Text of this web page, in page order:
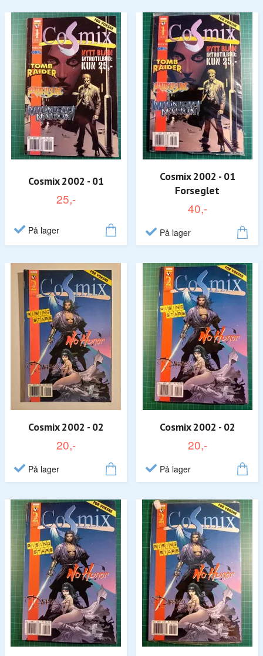
Cosmix 2002 - 01
25,-
På lager
Cosmix 2002 - 01
Forseglet
40,-
På lager
Cosmix 2002 - 02
20,-
På lager
Cosmix 2002 - 02
20,-
På lager